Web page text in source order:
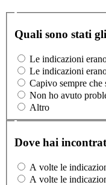
Quali sono stati
Le indicazioni
Le indicazioni
Capivo sempre che
Non ho avuto
Altro
Dove hai
A volte le
A volte le